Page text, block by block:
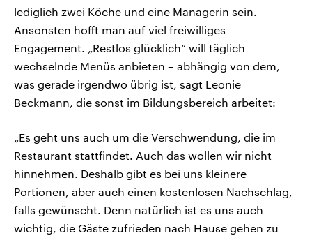
lediglich zwei Köche und eine Managerin sein.
Ansonsten hofft man auf viel freiwilliges
Engagement. „Restlos glücklich“ will täglich
wechselnde Menüs anbieten – abhängig von dem,
was gerade irgendwo übrig ist, sagt Leonie
Beckmann, die sonst im Bildungsbereich arbeitet:
„Es geht uns auch um die Verschwendung, die im
Restaurant stattfindet. Auch das wollen wir nicht
hinnehmen. Deshalb gibt es bei uns kleinere
Portionen, aber auch einen kostenlosen Nachschlag,
falls gewünscht. Denn natürlich ist es uns auch
wichtig, die Gäste zufrieden nach Hause gehen zu